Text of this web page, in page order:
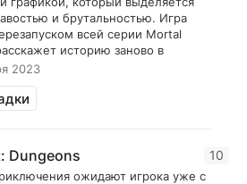
и брутальностью. Игра
всей серии Mortal
историю заново в
2023
10
Dungeons
ожидают игрока уже с